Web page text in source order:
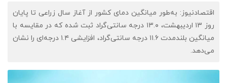
اقتصادنیوز: به‌طور میانگین دمای کشور از آغاز سال زراعی تا پایان
روز ۱۳ اردیبهشت، ۱۳.۰ درجه سانتی‌گراد ثبت شده که در مقایسه با
میانگین بلندمدت ۱۱.۶ درجه سانتی‌گراد، افزایشی ۱.۴ درجه‌ای را نشان
می‌دهد.